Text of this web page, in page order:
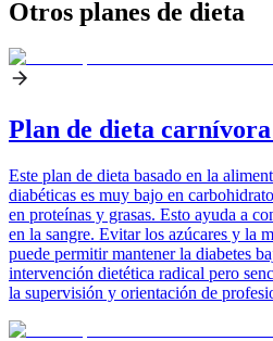
Otros planes de dieta
Plan de dieta
Este plan de dieta basado en la
diabéticas es muy bajo en
en proteínas y grasas. Esto ayuda a
en la sangre. Evitar los azúcares y la
puede permitir mantener la diabetes
intervención dietética radical pero
la supervisión y orientación de